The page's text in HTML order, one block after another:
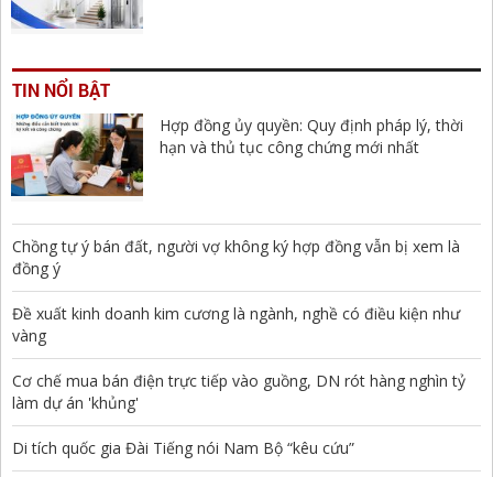
TIN NỔI BẬT
Hợp đồng ủy quyền: Quy định pháp lý, thời
hạn và thủ tục công chứng mới nhất
Chồng tự ý bán đất, người vợ không ký hợp đồng vẫn bị xem là
đồng ý
Đề xuất kinh doanh kim cương là ngành, nghề có điều kiện như
vàng
Cơ chế mua bán điện trực tiếp vào guồng, DN rót hàng nghìn tỷ
làm dự án 'khủng'
Di tích quốc gia Đài Tiếng nói Nam Bộ “kêu cứu”